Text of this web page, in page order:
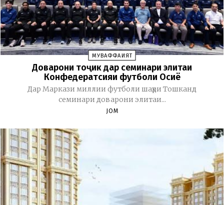
МУВАФФАҚИЯТ
Доварони тоҷик дар семинари элитаи
Конфедератсияи футболи Осиё
Дар Маркази миллии футболи шаҳри Тошканд
семинари доварони элитаи...
JOM